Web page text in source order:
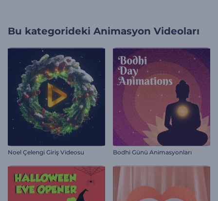
Bu kategorideki Animasyon Videoları
Noel Çelengi Giriş Videosu Bodhi Günü Animasyonları